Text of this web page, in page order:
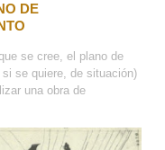
DE
se cree, el plano de
se quiere, de situación)
una obra de